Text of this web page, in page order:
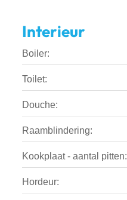
Interieur
Boiler:
Toilet:
Douche:
Raamblindering:
Kookplaat - aantal pitten:
Hordeur: